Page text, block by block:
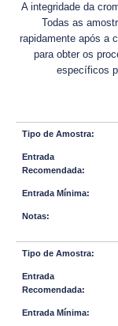
A integridade da
Todas as
rapidamente após a
para obter os
específicos